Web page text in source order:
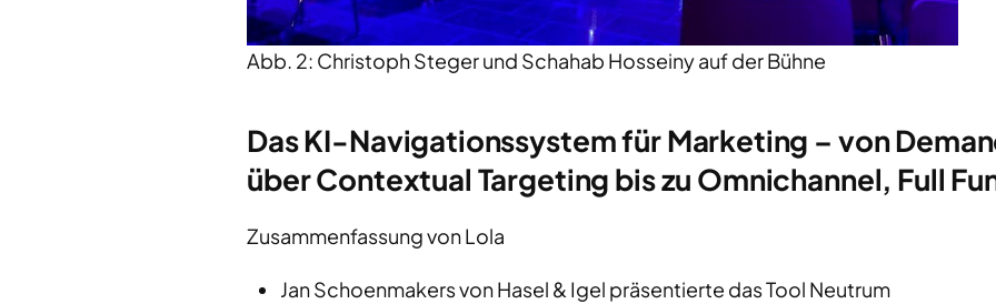
Abb. 2: Christoph Steger und Schahab Hosseiny auf der Bühne
Das KI-Navigationssystem für Marketing – von
über Contextual Targeting bis zu Omnichannel, Full
Zusammenfassung von Lola
Jan Schoenmakers von Hasel & Igel präsentierte das Tool Neutrum